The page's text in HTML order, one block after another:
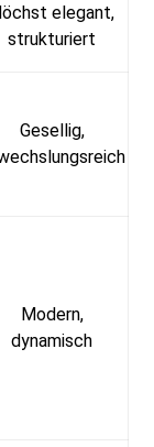
elegant,
strukturiert
Gesellig,
Modern,
dynamisch